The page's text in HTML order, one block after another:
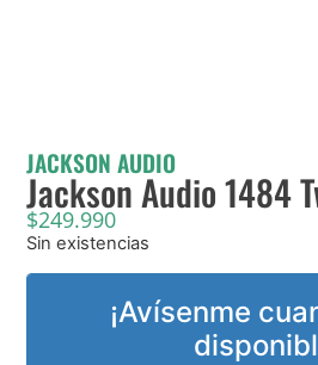
JACKSON AUDIO
Jackson Audio 1484
$249.990
Sin existencias
¡Avísenme